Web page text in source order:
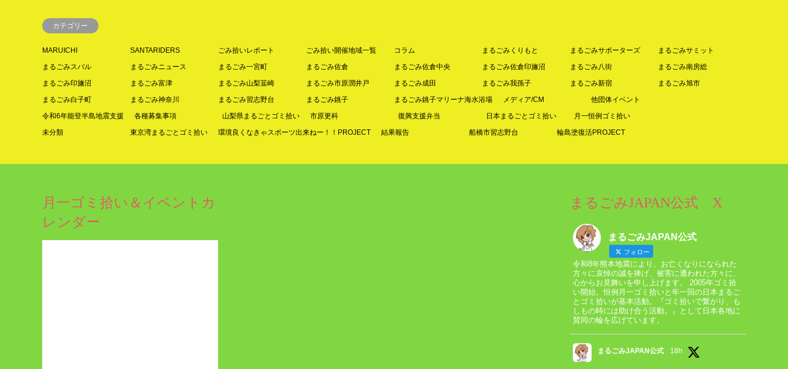
カテゴリー
MARUICHI SANTARIDERS ごみ拾いレポート ごみ拾い開催地域一覧 コラム まるごみくりもと まるごみサポーターズ
まるごみサミット
まるごみスバル
まるごみニュース まるごみ一宮町 まるごみ佐倉 まるごみ佐倉中央 まるごみ佐倉印旛沼 まるごみ八街
まるごみ南房総
まるごみ印旛沼
まるごみ富津 まるごみ山梨韮崎 まるごみ市原潤井戸 まるごみ成田 まるごみ我孫子 まるごみ新宿
まるごみ旭市
まるごみ白子町
まるごみ神奈川 まるごみ習志野台 まるごみ銚子 まるごみ銚子マリーナ海水浴場 メディア/CM
他団体イベント
令和6年能登半島地震支援
各種募集事項 山梨県まるごとゴミ拾い 市原更科 復興支援弁当 日本まるごとゴミ拾い
月一恒例ゴミ拾い
未分類
東京湾まるごとゴミ拾い 環境良くなきゃスポーツ出来ねー！！PROJECT 結果報告 船橋市習志野台 輪島塗復活PROJECT
月一ゴミ拾い＆イベントカ
レンダー
まるごみJAPAN公式 X
まるごみJAPAN公式
フォロー
令和8年熊本地震により、お亡くなりになられた
方々に哀悼の誠を捧げ、被害に遭われた方々に、
心からお見舞いを申し上げます。 2005年ゴミ拾
い開始。恒例月一ゴミ拾いと年一回の日本まるご
とゴミ拾いが基本活動。『ゴミ拾いで繋がり、も
しもの時には助け合う活動。』として日本各地に
賛同の輪を広げています。
まるごみJAPAN公式 18h